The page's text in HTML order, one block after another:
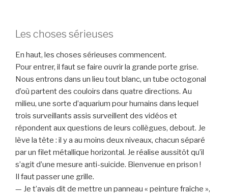
Les choses sérieuses
En haut, les choses sérieuses commencent.
Pour entrer, il faut se faire ouvrir la grande porte grise.
Nous entrons dans un lieu tout blanc, un tube octogonal
d’où partent des couloirs dans quatre directions. Au
milieu, une sorte d’aquarium pour humains dans lequel
trois surveillants assis surveillent des vidéos et
répondent aux questions de leurs collègues, debout. Je
lève la tête : il y a au moins deux niveaux, chacun séparé
par un filet métallique horizontal. Je réalise aussitôt qu’il
s’agit d’une mesure anti-suicide. Bienvenue en prison !
Il faut passer une grille.
— Je t’avais dit de mettre un panneau « peinture fraîche »,